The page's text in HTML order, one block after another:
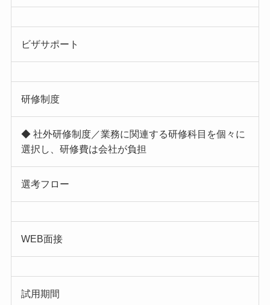
ビザサポート
研修制度
◆ 社外研修制度／業務に関連する研修科目を個々に
選択し、研修費は会社が負担
選考フロー
WEB面接
試用期間